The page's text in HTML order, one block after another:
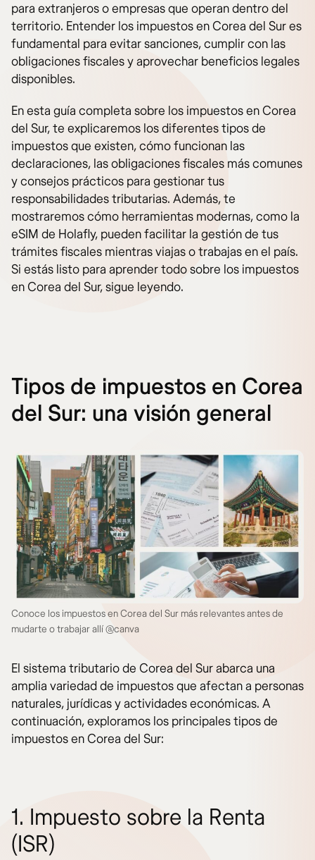
para extranjeros o empresas que operan dentro del
territorio. Entender los impuestos en Corea del Sur es
fundamental para evitar sanciones, cumplir con las
obligaciones fiscales y aprovechar beneficios legales
disponibles.
En esta guía completa sobre los impuestos en Corea
del Sur, te explicaremos los diferentes tipos de
impuestos que existen, cómo funcionan las
declaraciones, las obligaciones fiscales más comunes
y consejos prácticos para gestionar tus
responsabilidades tributarias. Además, te
mostraremos cómo herramientas modernas, como la
eSIM de Holafly, pueden facilitar la gestión de tus
trámites fiscales mientras viajas o trabajas en el país.
Si estás listo para aprender todo sobre los impuestos
en Corea del Sur, sigue leyendo.
Tipos de impuestos en Corea
del Sur: una visión general
Conoce los impuestos en Corea del Sur más relevantes antes de
mudarte o trabajar allí @canva
El sistema tributario de Corea del Sur abarca una
amplia variedad de impuestos que afectan a personas
naturales, jurídicas y actividades económicas. A
continuación, exploramos los principales tipos de
impuestos en Corea del Sur:
1. Impuesto sobre la Renta
(ISR)